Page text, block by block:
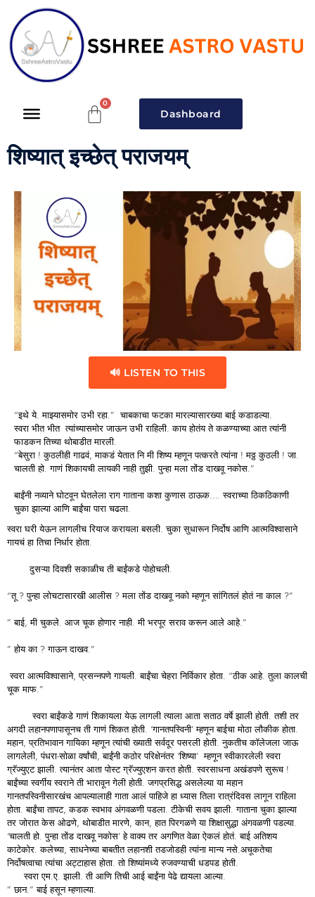
Dashboard
शिष्यात् इच्छेत् पराजयम्
🔊 LISTEN TO THIS
“इथे ये. माझ्यासमोर उभी रहा.” चाबकाचा फटका मारल्यासारख्या बाई कडाडल्या.
स्वरा भीत भीत त्यांच्यासमोर जाऊन उभी राहिली. काय होतंय ते कळण्याच्या आत त्यांनी
फाडकन तिच्या थोबाडीत मारली.
“बेसुरा ! कुठलीही गाढवं, माकडं येतात नि मी शिष्य म्हणून पत्करते त्यांना ! मठ्ठ कुठली ! जा.
चालती हो. गाणं शिकायची लायकी नाही तुझी. पुन्हा मला तोंड दाखवू नकोस.”
बाईंनी नव्याने घोटवून घेतलेला राग गाताना कशा कुणास ठाऊक…. स्वराच्या ठिकठिकाणी
चुका झाल्या आणि बाईंचा पारा चढला.
स्वरा घरी येऊन लागलीच रियाज करायला बसली. चुका सुधारून निर्दोष आणि आत्मविश्वासाने
गायचं हा तिचा निर्धार होता.
दुसऱ्या दिवशी सकाळीच ती बाईंकडे पोहोचली.
“तू ? पुन्हा लोचटासारखी आलीस ? मला तोंड दाखवू नको म्हणून सांगितलं होतं ना काल ?”
” बाई, मी चुकले. आज चूक होणार नाही. मी भरपूर सराव करून आले आहे.”
” होय का ? गाऊन दाखव.”
स्वरा आत्मविश्वासाने, प्रसन्नपणे गायली. बाईंचा चेहरा निर्विकार होता. “ठीक आहे. तुला कालची
चूक माफ.”
स्वरा बाईंकडे गाणं शिकायला येऊ लागली त्याला आता सताठ वर्षे झाली होती. तशी तर
अगदी लहानपणापासूनच ती गाणं शिकत होती. ‘गानतपस्विनी’ म्हणून बाईचा मोठा लौकीक होता.
महान, प्रतिभावान गायिका म्हणून त्यांची ख्याती सर्वदूर पसरली होती. नुकतीच कॉलेजला जाऊ
लागलेली, पंधरा-सोळा वर्षांची, बाईंनी कठोर परिक्षेनंतर ‘शिष्या’ म्हणून स्वीकारलेली स्वरा
ग्रॅज्युएट झाली. त्यानंतर आता पोस्ट ग्रॅज्युएशन करत होती. स्वरसाधना अखंडपणे सुरूच !
बाईंच्या स्वर्गीय स्वराने ती भारावून गेली होती. जगप्रसिद्ध असलेल्या या महान
गानतपस्विनीसारखंच आपल्यालाही गाता आलं पाहिजे हा ध्यास तिला रात्रंदिवस लागून राहिला
होता. बाईंचा तापट, कडक स्वभाव अंगवळणी पडला. टीकेची सवय झाली. गाताना चुका झाल्या
तर जोरात केस ओढणे, थोबाडीत मारणे, कान, हात पिरगळणे या शिक्षासुद्धा अंगवळणी पडल्या.
‘चालती हो. पुन्हा तोंड दाखवू नकोस’ हे वाक्य तर अगणित वेळा ऐकलं होतं. बाई अतिशय
काटेकोर. कलेच्या, साधनेच्या बाबतीत लहानशी तडजोडही त्यांना मान्य नसे.अचूकतेचा
निर्दोषत्वाचा त्यांचा अट्टाहास होता. तो शिष्यांमध्ये रुजवण्याची धडपड होती.
स्वरा एम.ए. झाली. ती आणि तिची आई बाईंना पेढे द्यायला आल्या.
” छान.” बाई हसून म्हणाल्या.